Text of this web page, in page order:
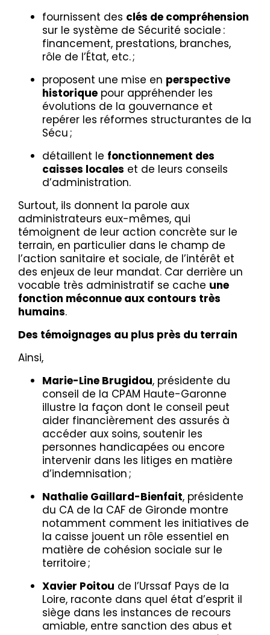
fournissent des clés de compréhension
sur le système de Sécurité sociale :
financement, prestations, branches,
rôle de l’État, etc. ;
proposent une mise en perspective
historique pour appréhender les
évolutions de la gouvernance et
repérer les réformes structurantes de la
Sécu ;
détaillent le fonctionnement des
caisses locales et de leurs conseils
d’administration.
Surtout, ils donnent la parole aux
administrateurs eux-mêmes, qui
témoignent de leur action concrète sur le
terrain, en particulier dans le champ de
l’action sanitaire et sociale, de l’intérêt et
des enjeux de leur mandat. Car derrière un
vocable très administratif se cache une
fonction méconnue aux contours très
humains.
Des témoignages au plus près du terrain
Ainsi,
Marie-Line Brugidou, présidente du
conseil de la CPAM Haute-Garonne
illustre la façon dont le conseil peut
aider financièrement des assurés à
accéder aux soins, soutenir les
personnes handicapées ou encore
intervenir dans les litiges en matière
d’indemnisation ;
Nathalie Gaillard-Bienfait, présidente
du CA de la CAF de Gironde montre
notamment comment les initiatives de
la caisse jouent un rôle essentiel en
matière de cohésion sociale sur le
territoire ;
Xavier Poitou de l’Urssaf Pays de la
Loire, raconte dans quel état d’esprit il
siège dans les instances de recours
amiable, entre sanction des abus et